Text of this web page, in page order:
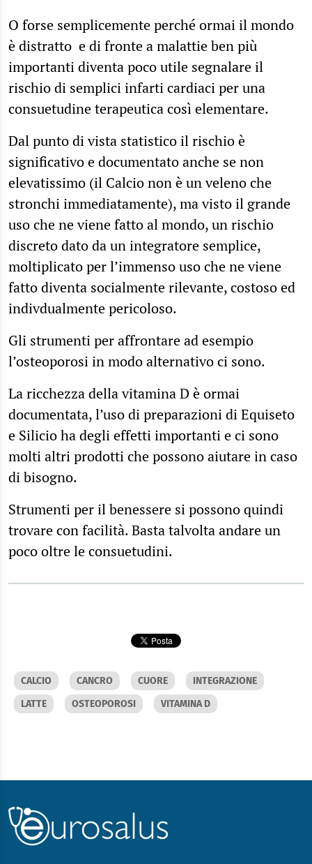
O forse semplicemente perché ormai il mondo
è distratto e di fronte a malattie ben più
importanti diventa poco utile segnalare il
rischio di semplici infarti cardiaci per una
consuetudine terapeutica così elementare.
Dal punto di vista statistico il rischio è
significativo e documentato anche se non
elevatissimo (il Calcio non è un veleno che
stronchi immediatamente), ma visto il grande
uso che ne viene fatto al mondo, un rischio
discreto dato da un integratore semplice,
moltiplicato per l’immenso uso che ne viene
fatto diventa socialmente rilevante, costoso ed
indivdualmente pericoloso.
Gli strumenti per affrontare ad esempio
l’osteoporosi in modo alternativo ci sono.
La ricchezza della vitamina D è ormai
documentata, l’uso di preparazioni di Equiseto
e Silicio ha degli effetti importanti e ci sono
molti altri prodotti che possono aiutare in caso
di bisogno.
Strumenti per il benessere si possono quindi
trovare con facilità. Basta talvolta andare un
poco oltre le consuetudini.
CALCIO CANCRO CUORE
INTEGRAZIONE
LATTE
OSTEOPOROSI VITAMINA D